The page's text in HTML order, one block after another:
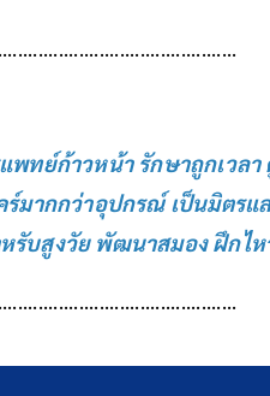
พทย์ก้าวหน้า รักษาถูกเวล
ร์มากกว่าอุปกรณ์ เป็นมิตรแ
รับสูงวัย พัฒนาสมอง ฝึกไ